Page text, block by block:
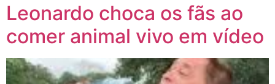
Leonardo choca os fãs ao
comer animal vivo em vídeo